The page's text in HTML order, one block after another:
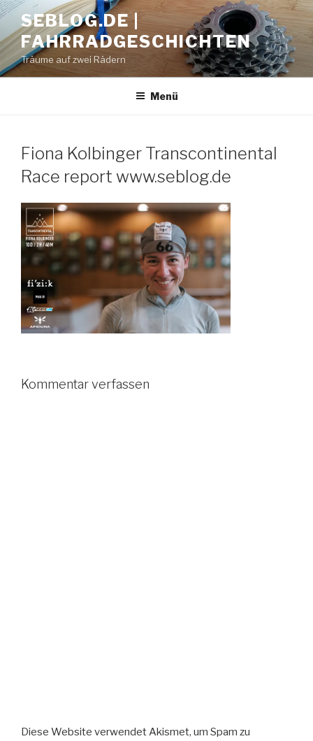
Zum
Inhalt
springen
SEBLOG.DE |
FAHRRADGESCHICHTEN
Träume auf zwei Rädern
Menü
Fiona Kolbinger Transcontinental
Race report www.seblog.de
Kommentar verfassen
Diese Website verwendet Akismet, um Spam zu